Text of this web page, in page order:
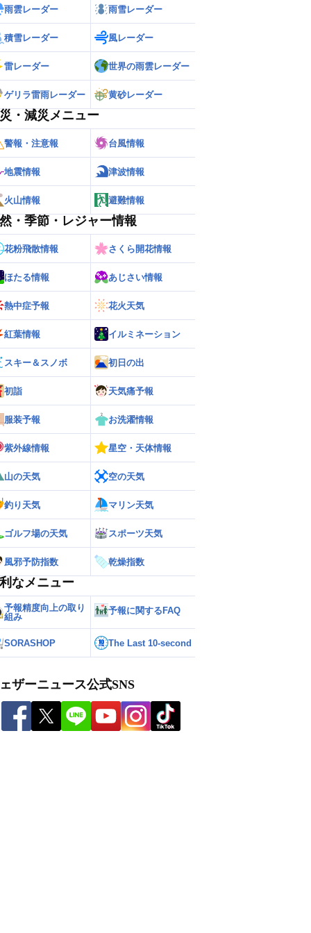
雨雲レーダー 雨雪レーダー
積雪レーダー 風レーダー
雷レーダー 世界の雨雲レーダー
ゲリラ雷雨レーダー 黄砂レーダー
・減災メニュー
警報・注意報 台風情報
地震情報 津波情報
火山情報 避難情報
・季節・レジャー情報
花粉飛散情報 さくら開花情報
ほたる情報 あじさい情報
熱中症予報 花火天気
紅葉情報 イルミネーション
スキー＆スノボ 初日の出
初詣 天気痛予報
服装予報 お洗濯情報
紫外線情報 星空・天体情報
山の天気 空の天気
釣り天気 マリン天気
ゴルフ場の天気 スポーツ天気
風邪予防指数 乾燥指数
なメニュー
予報精度向上の取り
組み
予報に関するFAQ
SORASHOP The Last 10-second
ザーニュース公式SNS